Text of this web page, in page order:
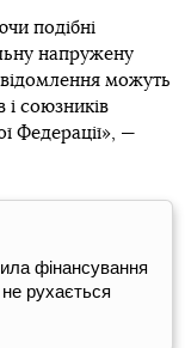
подібні
напружену
можуть
і союзників
Федерації», —
фінансування
рухається